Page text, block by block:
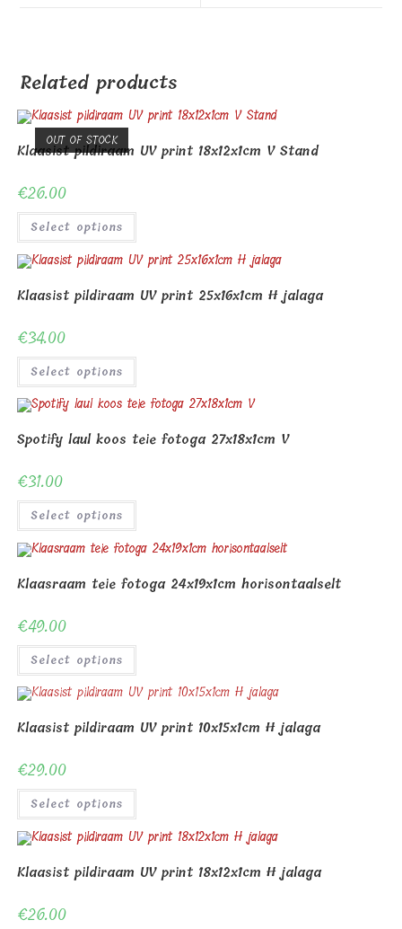
Related products
OUT OF STOCK
Klaasist pildiraam UV print 18x12x1cm V Stand
€26.00
Select options
Klaasist pildiraam UV print 25x16x1cm H jalaga
€34.00
Select options
Spotify laul koos teie fotoga 27x18x1cm V
€31.00
Select options
Klaasraam teie fotoga 24x19x1cm horisontaalselt
€49.00
Select options
Klaasist pildiraam UV print 10x15x1cm H jalaga
€29.00
Select options
Klaasist pildiraam UV print 18x12x1cm H jalaga
€26.00